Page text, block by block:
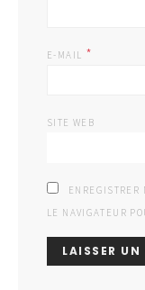
E-MAIL *
SITE WEB
ENREGISTRER
LE NAVIGATEUR